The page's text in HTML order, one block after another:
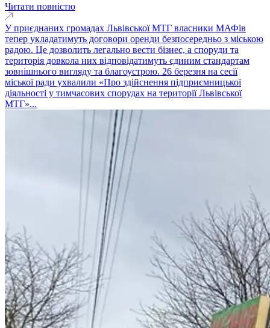
Читати повністю
У приєднаних громадах Львівської МТГ власники МАФів
тепер укладатимуть договори оренди безпосередньо з міською
радою. Це дозволить легально вести бізнес, а споруди та
територія довкола них відповідатимуть єдиним стандартам
зовнішнього вигляду та благоустрою. 26 березня на сесії
міської ради ухвалили «Про здійснення підприємницької
діяльності у тимчасових спорудах на території Львівської
МТГ»...